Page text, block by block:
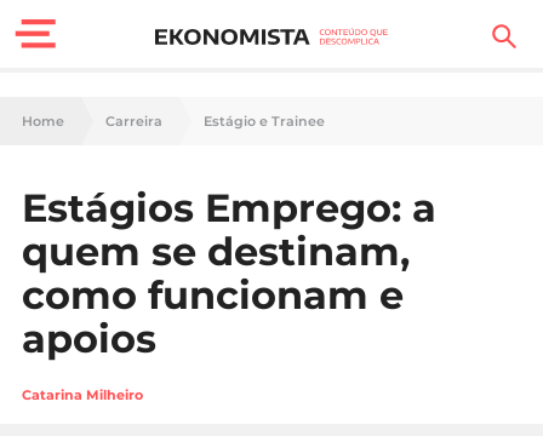
Finanças Pessoais
Carreira
Casa
Lifestyle
Sociedade
Home Carreira Estágio e Trainee
Estágios Emprego: a
quem se destinam,
como funcionam e
apoios
Catarina Milheiro